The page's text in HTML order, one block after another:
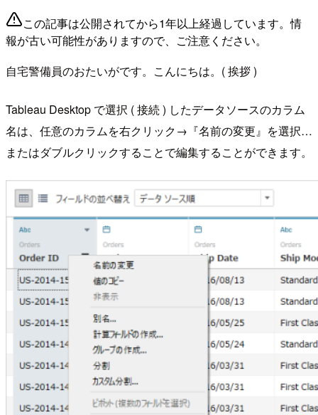
この記事は公開されてから1年以上経過しています。情
報が古い可能性がありますので、ご注意ください。
自宅警備員のおたいがです。こんにちは。( 挨拶 )
Tableau Desktop で選択 ( 接続 ) したデータソースのカラム
名は、任意のカラムを右クリック→『名前の変更』を選択…
またはダブルクリックすることで編集することができます。